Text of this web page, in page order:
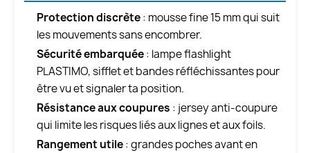
Protection discrète: mousse fine 15 mm qui suit
les mouvements sans encombrer.
Sécurité embarquée: lampe flashlight
PLASTIMO, sifflet et bandes réfléchissantes pour
être vu et signaler ta position.
Résistance aux coupures : jersey anti-coupure
qui limite les risques liés aux lignes et aux foils.
Rangement utile: grandes poches avant en